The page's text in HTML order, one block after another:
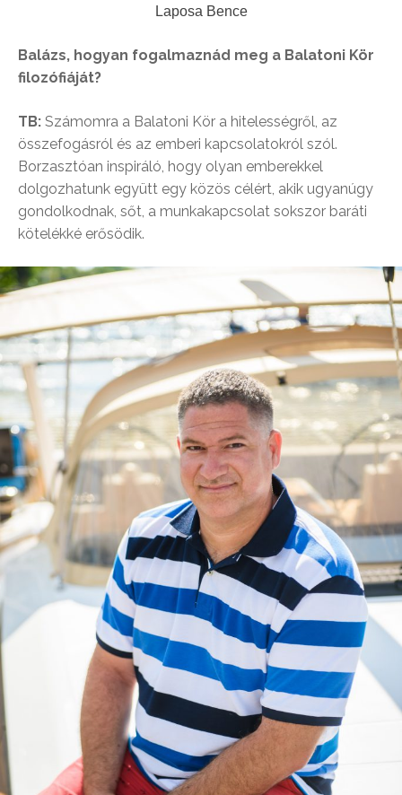
Laposa Bence
Balázs, hogyan fogalmaznád meg a Balatoni Kör
filozófiáját?
TB: Számomra a Balatoni Kör a hitelességről, az
összefogásról és az emberi kapcsolatokról szól.
Borzasztóan inspiráló, hogy olyan emberekkel
dolgozhatunk együtt egy közös célért, akik ugyanúgy
gondolkodnak, sőt, a munkakapcsolat sokszor baráti
kötelékké erősödik.